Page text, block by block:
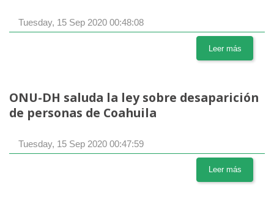
Tuesday, 15 Sep 2020 00:48:08
Leer más
ONU-DH saluda la ley sobre desaparición
de personas de Coahuila
Tuesday, 15 Sep 2020 00:47:59
Leer más